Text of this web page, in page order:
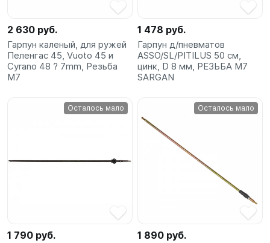
2 630 руб.
Гарпун каленый, для ружей
Пеленгас 45, Vuoto 45 и
Cyrano 48 ? 7mm, Резьба
М7
1 478 руб.
Гарпун д/пневматов
ASSO/SL/PITILUS 50 см,
цинк, D 8 мм, РЕЗЬБА М7
SARGAN
Осталось мало
1 790 руб.
Осталось мало
1 890 руб.